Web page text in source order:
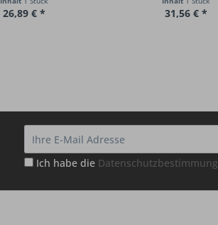
26,89 € * 31,56 € *
Ich habe die